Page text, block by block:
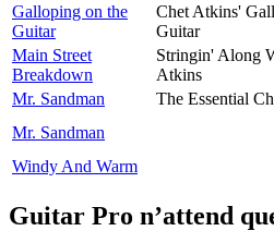
Galloping on the
Guitar
Chet Atkins'
Guitar
Main Street
Breakdown
Stringin' Along
Atkins
Mr. Sandman
The Essential
Mr. Sandman
Windy And Warm
Guitar Pro n’attend